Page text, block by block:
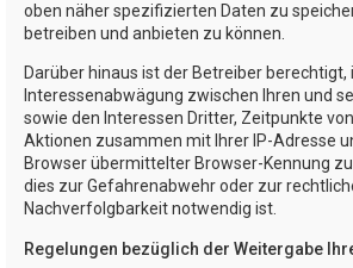
oben näher spezifizierten Daten zu
betreiben und anbieten zu können.
Darüber hinaus ist der Betreiber berechtigt,
Interessenabwägung zwischen Ihren und
sowie den Interessen Dritter, Zeitpunkte
Aktionen zusammen mit Ihrer IP-Adresse
Browser übermittelter Browser-Kennung
dies zur Gefahrenabwehr oder zur
Nachverfolgbarkeit notwendig ist.
Regelungen bezüglich der Weitergabe